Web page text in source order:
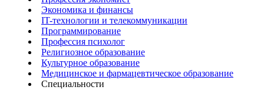
Экономика и финансы
IT-технологии и телекоммуникации
Программирование
Профессия психолог
Религиозное образование
Культурное образование
Медицинское и фармацевтическое образование
Специальности